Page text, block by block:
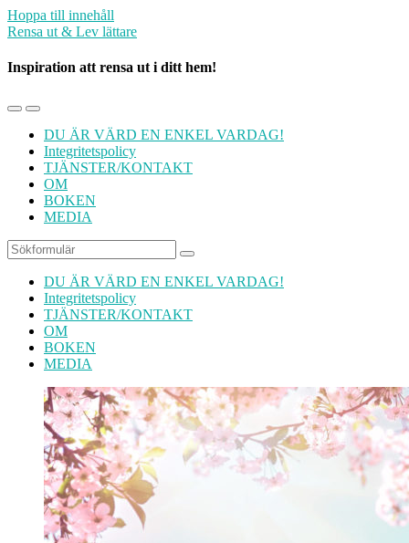
Hoppa till innehåll
Rensa ut & Lev lättare
Inspiration att rensa ut i ditt hem!
Slå
mobilmenyn
Slå
på/av
sökfältet
DU ÄR VÄRD EN ENKEL VARDAG!
Integritetspolicy
TJÄNSTER/KONTAKT
OM
BOKEN
MEDIA
Sök
DU ÄR VÄRD EN ENKEL VARDAG!
Integritetspolicy
TJÄNSTER/KONTAKT
OM
BOKEN
MEDIA